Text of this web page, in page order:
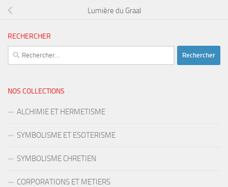
Lumière du Graal
RECHERCHER
Rechercher :
NOS COLLECTIONS
ALCHIMIE ET HERMETISME
SYMBOLISME ET ESOTERISME
SYMBOLISME CHRETIEN
CORPORATIONS ET METIERS